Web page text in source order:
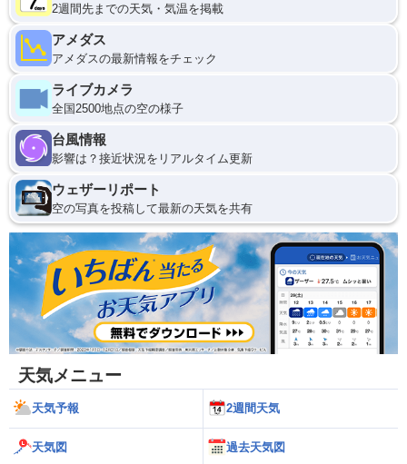
2週間先までの天気・気温を掲載
アメダス
アメダスの最新情報をチェック
ライブカメラ
全国2500地点の空の様子
台風情報
影響は？接近状況をリアルタイム更新
ウェザーリポート
空の写真を投稿して最新の天気を共有
天気メニュー
天気予報 2週間天気
天気図 過去天気図